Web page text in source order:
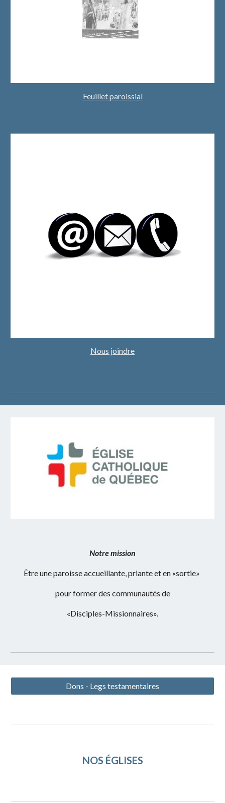
Feuillet paroissial
Nous joindre
Notre mission
Être une paroisse accueillante, priante et en «sortie»
pour former des communautés de
«Disciples-Missionnaires».
Dons - Legs testamentaires
NOS ÉGLISES